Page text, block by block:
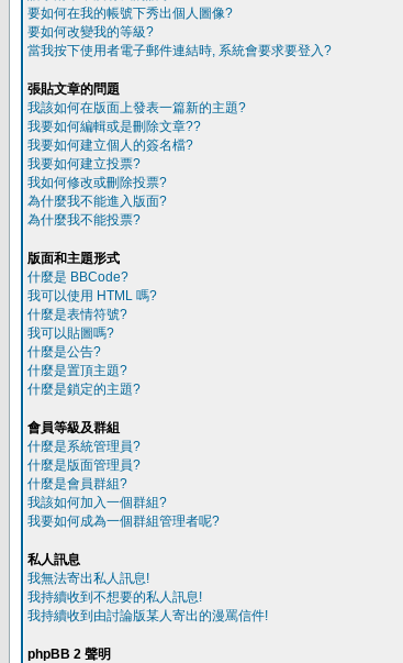
要如何在我的帳號下秀出個人圖像?
要如何改變我的等級?
當我按下使用者電子郵件連結時, 系統會要求要登入?
張貼文章的問題
我該如何在版面上發表一篇新的主題?
我要如何編輯或是刪除文章??
我要如何建立個人的簽名檔?
我要如何建立投票?
我如何修改或刪除投票?
為什麼我不能進入版面?
為什麼我不能投票?
版面和主題形式
什麼是 BBCode?
我可以使用 HTML 嗎?
什麼是表情符號?
我可以貼圖嗎?
什麼是公告?
什麼是置頂主題?
什麼是鎖定的主題?
會員等級及群組
什麼是系統管理員?
什麼是版面管理員?
什麼是會員群組?
我該如何加入一個群組?
我要如何成為一個群組管理者呢?
私人訊息
我無法寄出私人訊息!
我持續收到不想要的私人訊息!
我持續收到由討論版某人寄出的漫罵信件!
phpBB 2 聲明